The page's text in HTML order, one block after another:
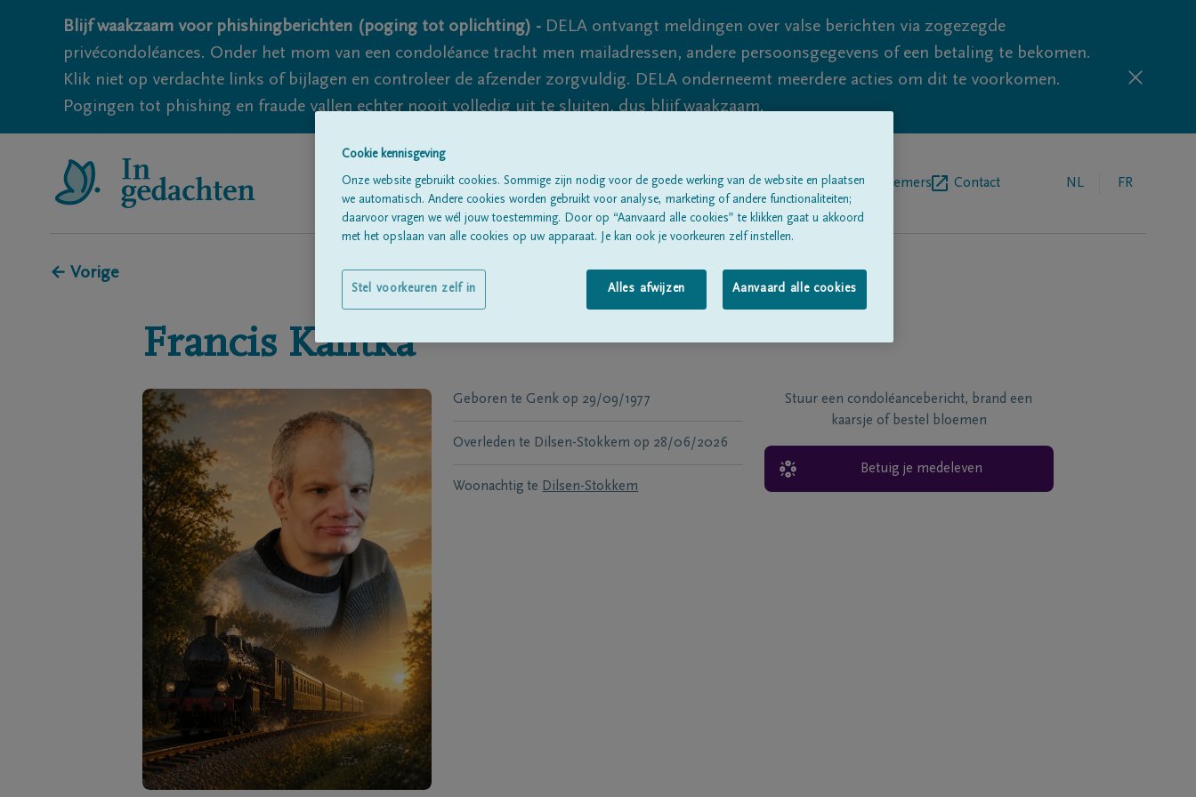
Blijf waakzaam voor phishingberichten (poging tot oplichting) - DELA ontvangt meldingen over valse berichten via zogezegde
privécondoléances. Onder het mom van een condoléance tracht men mailadressen, andere persoonsgegevens of een betaling te bekomen.
Klik niet op verdachte links of bijlagen en controleer de afzender zorgvuldig. DELA onderneemt meerdere acties om dit te voorkomen.
Pogingen tot phishing en fraude vallen echter nooit volledig uit te sluiten, dus blijf waakzaam.
Alle rouwberichtenOver onsBegrafenisondernemers Contact NL FR
← Vorige
Francis Kalitka
Geboren te Genk op 29/09/1977
Overleden te Dilsen-Stokkem op 28/06/2026
Woonachtig te Dilsen-Stokkem
Stuur een condoléancebericht, brand een
kaarsje of bestel bloemen
Betuig je medeleven
Cookie kennisgeving
Onze website gebruikt cookies. Sommige zijn nodig voor de goede werking van de website en plaatsen
we automatisch. Andere cookies worden gebruikt voor analyse, marketing of andere functionaliteiten;
daarvoor vragen we wél jouw toestemming. Door op “Aanvaard alle cookies” te klikken gaat u akkoord
met het opslaan van alle cookies op uw apparaat. Je kan ook je voorkeuren zelf instellen.
Alles afwijzen Aanvaard alle cookies
Stel voorkeuren zelf in